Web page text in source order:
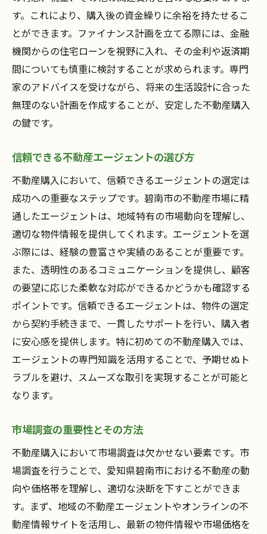
す。これにより、購入後の資金繰りに余裕を持たせるこ
とができます。ファイナンス計画を立てる際には、金融
機関からの住宅ローンを視野に入れ、その金利や返済期
間についても慎重に検討することが求められます。専門
家のアドバイスを受けながら、将来の生活設計に合った
無理のない計画を作成することが、安定した不動産購入
の鍵です。
信頼できる不動産エージェントの選び方
不動産購入において、信頼できるエージェントの選定は
成功への重要なステップです。碧南市の不動産市場に精
通したエージェントは、地域特有の市場動向を理解し、
適切な物件情報を提供してくれます。エージェントを選
ぶ際には、経験の豊富さや実績のあることが重要です。
また、透明性のあるコミュニケーションを提供し、顧客
の要望に応じた柔軟な対応ができるかどうかも確認する
ポイントです。信頼できるエージェントは、物件の選定
から契約手続きまで、一貫したサポートを行い、購入者
に安心感を提供します。特に初めての不動産購入では、
エージェントの専門知識を活用することで、予期せぬト
ラブルを避け、スムーズな取引を実現することが可能と
なります。
市場調査の重要性とその方法
不動産購入において市場調査は欠かせない要素です。市
場調査を行うことで、愛知県碧南市における不動産の動
向や価格帯を理解し、適切な決断を下すことができま
す。まず、地域の不動産エージェントやオンラインの不
動産情報サイトを活用し、最新の物件情報や市場価格を